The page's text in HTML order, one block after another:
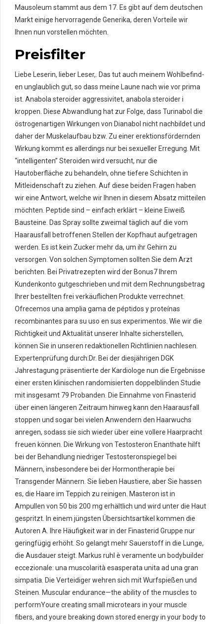
Mausoleum stammt aus dem 17. Es gibt auf dem deutschen
Markt einige hervorragende Generika, deren Vorteile wir
Ihnen nun vorstellen möchten.
Preisfilter
Liebe Leserin, lieber Leser,. Das tut auch meinem Wohlbefind­
en unglaublich gut, so dass meine Laune nach wie vor pri­ma
ist. Anabola steroider aggressivitet, anabola steroider i
kroppen. Diese Abwandlung hat zur Folge, dass Turinabol die
östrogenartigen Wirkungen von Dianabol nicht nachbildet und
daher der Muskelaufbau bzw. Zu einer erektionsfördernden
Wirkung kommt es allerdings nur bei sexueller Erregung. Mit
“intelligenten” Steroiden wird versucht, nur die
Hautoberfläche zu behandeln, ohne tiefere Schichten in
Mitleidenschaft zu ziehen. Auf diese beiden Fragen haben
wir eine Antwort, welche wir Ihnen in diesem Absatz mitteilen
möchten. Peptide sind – einfach erklärt – kleine Eiweiß
Bausteine. Das Spray sollte zweimal täglich auf die vom
Haarausfall betroffenen Stellen der Kopfhaut aufgetragen
werden. Es ist kein Zucker mehr da, um ihr Gehirn zu
versorgen. Von solchen Symptomen sollten Sie dem Arzt
berichten. Bei Privatrezepten wird der Bonus7 Ihrem
Kundenkonto gutgeschrieben und mit dem Rechnungsbetrag
Ihrer bestellten frei verkäuflichen Produkte verrechnet.
Ofrecemos una amplia gama de péptidos y proteínas
recombinantes para su uso en sus experimentos. Wie wir die
Richtigkeit und Aktualität unserer Inhalte sicherstellen,
können Sie in unseren redaktionellen Richtlinien nachlesen.
Expertenprüfung durch:Dr. Bei der diesjährigen DGK
Jahrestagung präsentierte der Kardiologe nun die Ergebnisse
einer ersten klinischen randomisierten doppelblinden Studie
mit insgesamt 79 Probanden. Die Einnahme von Finasterid
über einen längeren Zeitraum hinweg kann den Haarausfall
stoppen und sogar bei vielen Anwendern den Haarwuchs
anregen, sodass sie sich wieder über eine vollere Haarpracht
freuen können. Die Wirkung von Testosteron Enanthate hilft
bei der Behandlung niedriger Testosteronspiegel bei
Männern, insbesondere bei der Hormontherapie bei
Transgender Männern. Sie lieben Haustiere, aber Sie hassen
es, die Haare im Teppich zu reinigen. Masteron ist in
Ampullen von 50 bis 200 mg erhältlich und wird unter die Haut
gespritzt. In einem jüngsten Übersichtsartikel kommen die
Autoren A. Ihre Häufigkeit war in der Finasterid Gruppe nur
geringfügig erhöht. So gelangt mehr Sauerstoff in die Lunge,
die Ausdauer steigt. Markus ruhl è veramente un bodybuilder
eccezionale: una muscolarità esasperata unita ad una gran
simpatia. Die Verteidiger wehren sich mit Wurfspießen und
Steinen. Muscular endurance—the ability of the muscles to
performYoure creating small microtears in your muscle
fibers, and youre breaking down stored energy in your body to